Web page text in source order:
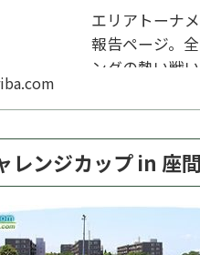
エリアトーナ
報告ページ。
ングの熱い戦い
レンジカップ in 座